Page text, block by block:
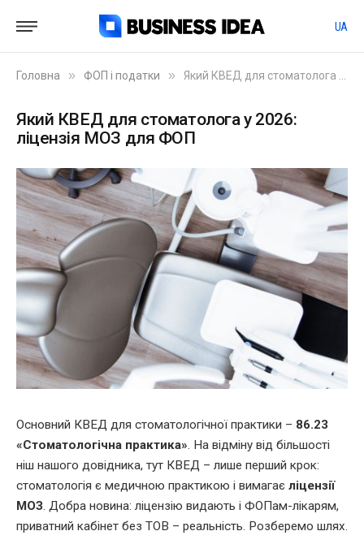
UA
Головна » ФОП і податки » Який КВЕД для стоматолога у 2026: ліцензія МОЗ для ФОП
Який КВЕД для стоматолога у 2026:
ліцензія МОЗ для ФОП
Основний КВЕД для стоматологічної практики – 86.23
«Стоматологічна практика». На відміну від більшості
ніш нашого довідника, тут КВЕД – лише перший крок:
стоматологія є медичною практикою і вимагає ліцензії
МОЗ. Добра новина: ліцензію видають і ФОПам-лікарям,
приватний кабінет без ТОВ – реальність. Розберемо шлях.